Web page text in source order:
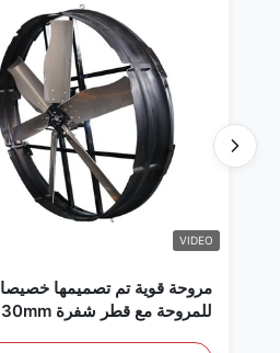
VIDEO
مروحة قوية تم تصميمها خصيصا